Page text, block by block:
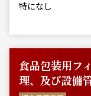
特になし
食品包装用フ
理、及び設備